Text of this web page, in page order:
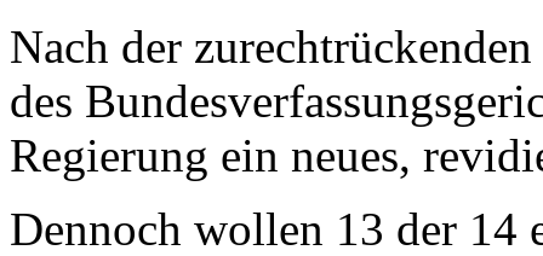
Nach der
des
Regierung ein neues,
Dennoch wollen 13 der 14